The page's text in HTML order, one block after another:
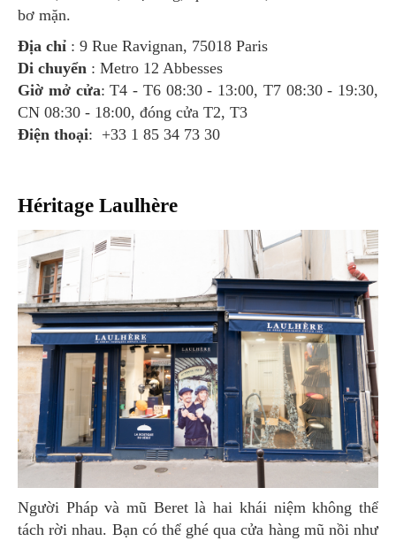
bơ mặn.
Địa chỉ : 9 Rue Ravignan, 75018 Paris
Di chuyển : Metro 12 Abbesses
Giờ mở cửa: T4 - T6 08:30 - 13:00, T7 08:30 - 19:30,
CN 08:30 - 18:00, đóng cửa T2, T3
Điện thoại: +33 1 85 34 73 30
Héritage Laulhère
Người Pháp và mũ Beret là hai khái niệm không thể
tách rời nhau. Bạn có thể ghé qua cửa hàng mũ nồi như